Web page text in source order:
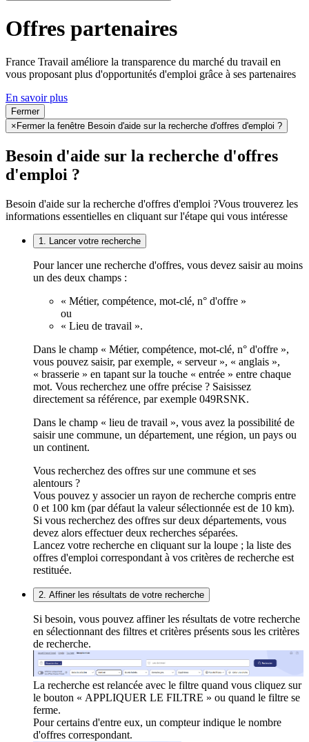
Offres partenaires
France Travail améliore la transparence du marché du travail en
vous proposant plus d'opportunités d'emploi grâce à ses partenaires
En savoir plus
Fermer
× Fermer la fenêtre Besoin d'aide sur la recherche d'offres d'emploi ?
Besoin d'aide sur la recherche d'offres
d'emploi ?
Besoin d'aide sur la recherche d'offres d'emploi ?Vous trouverez les
informations essentielles en cliquant sur l'étape qui vous intéresse
1. Lancer votre recherche
Pour lancer une recherche d'offres, vous devez saisir au moins
un des deux champs :
« Métier, compétence, mot-clé, n° d'offre »
ou
« Lieu de travail ».
Dans le champ « Métier, compétence, mot-clé, n° d'offre »,
vous pouvez saisir, par exemple, « serveur », « anglais »,
« brasserie » en tapant sur la touche « entrée » entre chaque
mot. Vous recherchez une offre précise ? Saisissez
directement sa référence, par exemple 049RSNK.
Dans le champ « lieu de travail », vous avez la possibilité de
saisir une commune, un département, une région, un pays ou
un continent.
Vous recherchez des offres sur une commune et ses
alentours ?
Vous pouvez y associer un rayon de recherche compris entre
0 et 100 km (par défaut la valeur sélectionnée est de 10 km).
Si vous recherchez des offres sur deux départements, vous
devez alors effectuer deux recherches séparées.
Lancez votre recherche en cliquant sur la loupe ; la liste des
offres d'emploi correspondant à vos critères de recherche est
restituée.
2. Affiner les résultats de votre recherche
Si besoin, vous pouvez affiner les résultats de votre recherche
en sélectionnant des filtres et critères présents sous les critères
de recherche.
La recherche est relancée avec le filtre quand vous cliquez sur
le bouton « APPLIQUER LE FILTRE » ou quand le filtre se
ferme.
Pour certains d'entre eux, un compteur indique le nombre
d'offres correspondant.